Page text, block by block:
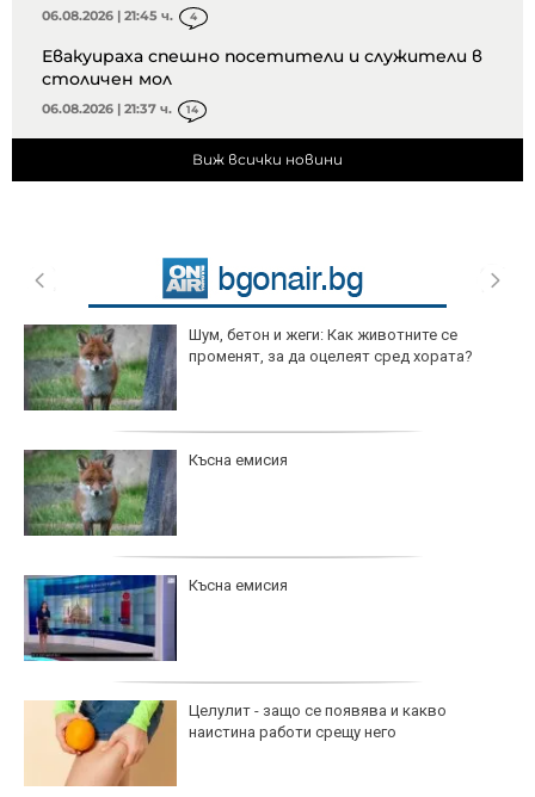
06.08.2026 | 21:45 ч. 4
Евакуираха спешно посетители и служители в
столичен мол
06.08.2026 | 21:37 ч. 14
Виж всички новини
Шум, бетон и жеги: Как животните се
променят, за да оцелеят сред хората?
Късна емисия
Късна емисия
Целулит - защо се появява и какво
наистина работи срещу него